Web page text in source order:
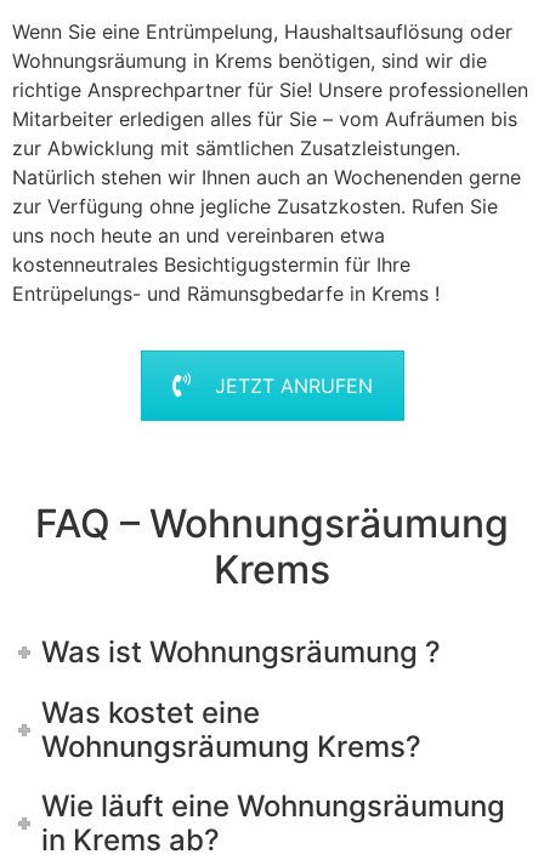
Wenn Sie eine Entrümpelung, Haushaltsauflösung oder
Wohnungsräumung in Krems benötigen, sind wir die
richtige Ansprechpartner für Sie! Unsere professionellen
Mitarbeiter erledigen alles für Sie – vom Aufräumen bis
zur Abwicklung mit sämtlichen Zusatzleistungen.
Natürlich stehen wir Ihnen auch an Wochenenden gerne
zur Verfügung ohne jegliche Zusatzkosten. Rufen Sie
uns noch heute an und vereinbaren etwa
kostenneutrales Besichtigugstermin für Ihre
Entrüpelungs- und Rämunsgbedarfe in Krems !
JETZT ANRUFEN
FAQ – Wohnungsräumung
Krems
Was ist Wohnungsräumung ?
Was kostet eine
Wohnungsräumung Krems?
Wie läuft eine Wohnungsräumung
in Krems ab?